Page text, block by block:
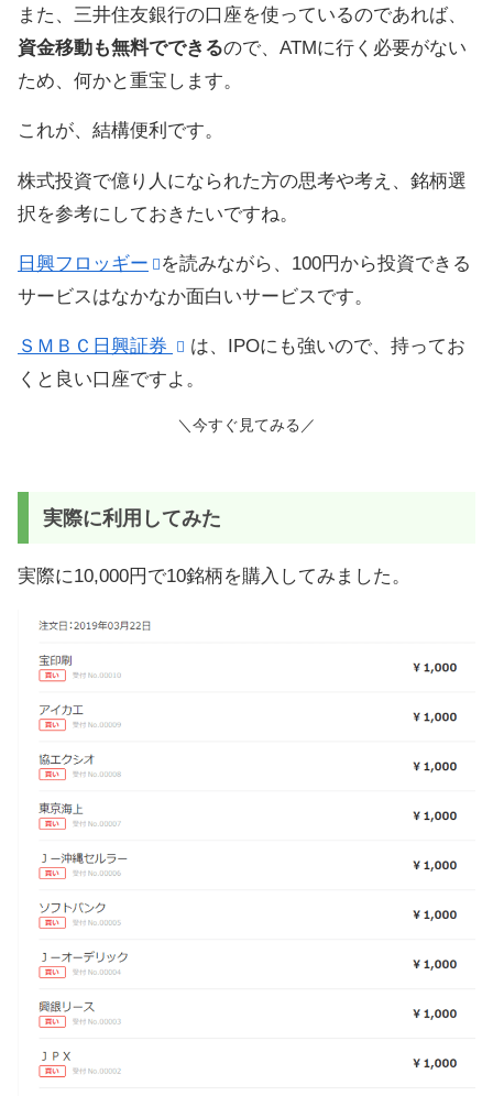
また、三井住友銀行の口座を使っているのであれば、
資金移動も無料でできるので、ATMに行く必要がない
ため、何かと重宝します。
これが、結構便利です。
株式投資で億り人になられた方の思考や考え、銘柄選
択を参考にしておきたいですね。
日興フロッギー
を読みながら、100円から投資できる
サービスはなかなか面白いサービスです。
ＳＭＢＣ日興証券
は、IPOにも強いので、持ってお
くと良い口座ですよ。
＼今すぐ見てみる／
実際に利用してみた
実際に10,000円で10銘柄を購入してみました。